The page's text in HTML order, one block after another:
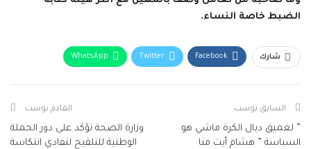
الضبط خاصة النساء.
شارك Facebook
Twitter
WhatsApp
Telegram
السابق بوست
” لغميق ديال الكرة ماشي هو
السياسة ” هشام أيت منا
القادم بوست
وزارة الصحة تؤكد على دور الحملة
الوطنية للتلقيح لتفادي انتكاسة